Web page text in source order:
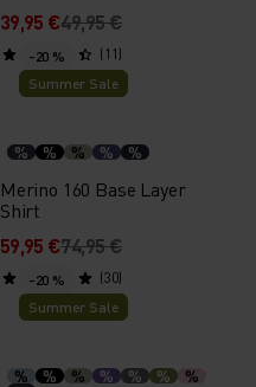
39,95 €49,95 €
(11)
-20 %
Summer Sale
% % % % %
Merino 160 Base Layer
Shirt
59,95 €74,95 €
(30)
-20 %
Summer Sale
% % % % % % %